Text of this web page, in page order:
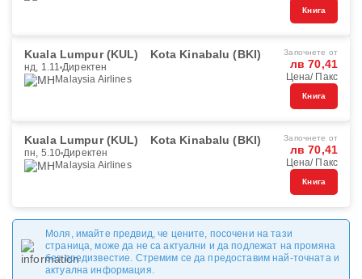
Книга
Kuala Lumpur (KUL) Kota Kinabalu (BKI)
нд, 1.11 Директен
Malaysia Airlines
Започнете от
лв 70,41
Цена/ Пакс
Книга
Kuala Lumpur (KUL) Kota Kinabalu (BKI)
пн, 5.10 Директен
Malaysia Airlines
Започнете от
лв 70,41
Цена/ Пакс
Книга
Моля, имайте предвид, че цените, посочени на тази
страница, може да не са актуални и да подлежат на промяна
без предизвестие. Стремим се да предоставим най-точната и
актуална информация.